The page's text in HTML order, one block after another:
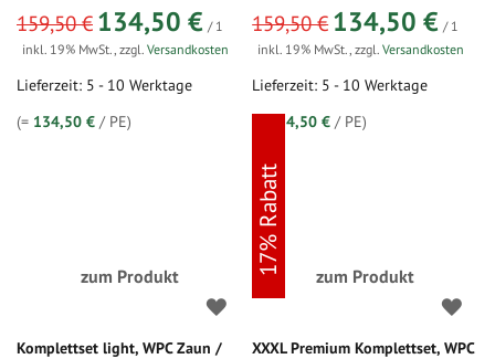
sonderangebot
159,50 € 134,50 € / 1
inkl. 19% MwSt., zzgl. Versandkosten
Lieferzeit: 5 - 10 Werktage
(= 134,50 € / PE)
sonderangebot
159,50 € 134,50 € / 1
inkl. 19% MwSt.,zzgl.Versandkosten
Lieferzeit: 5 - 10 Werktage
134,50 € / PE)
zum Produkt
Komplettset light, WPC Zaun /
zum Produkt
17% Rabatt
XXXL Premium Komplettset, WPC